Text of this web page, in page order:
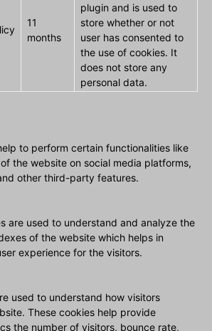
11
months
plugin and is used to
store whether or not
user has consented to
the use of cookies. It
does not store any
personal data.
to perform certain functionalities like
the website on social media platforms,
other third-party features.
are used to understand and analyze the
of the website which helps in
experience for the visitors.
used to understand how visitors
These cookies help provide
the number of visitors, bounce rate,